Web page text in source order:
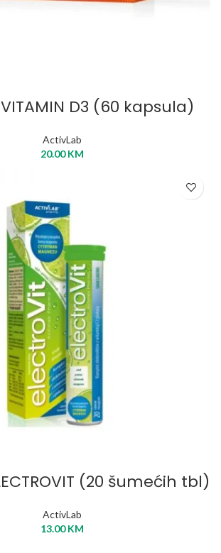
D3 (60 kapsula)
ActivLab
20.00KM
(20 šumećih tbl)
ActivLab
13.00KM